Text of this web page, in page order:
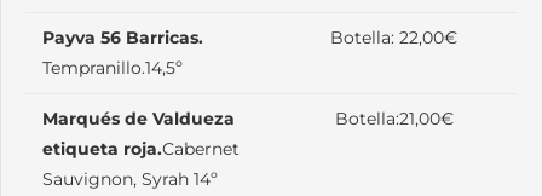
Payva 56 Barricas.
Tempranillo.14,5º
Botella: 22,00€
Marqués de Valdueza
etiqueta roja.Cabernet
Sauvignon, Syrah 14º
Botella:21,00€